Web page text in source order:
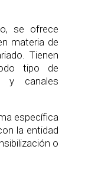
se ofrece
materia de
Tienen
tipo de
y canales
específica
la entidad
o